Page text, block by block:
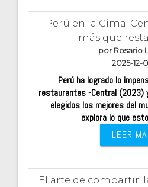
Perú en la Cima:
más que
por Rosario
2025-12-
Perú ha logrado lo
restaurantes -Central (2023)
elegidos los mejores del
explora lo que
LEER
El arte de compartir: